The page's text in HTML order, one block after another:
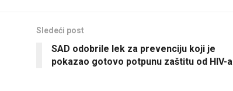
Sledeći post
SAD odobrile lek za prevenciju koji je
pokazao gotovo potpunu zaštitu od HIV-a